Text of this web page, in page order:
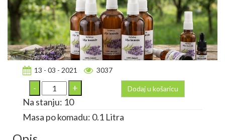
13 - 03 - 2021 3037
Dodaj u košaricu
Na stanju: 10
Masa po komadu: 0.1 Litra